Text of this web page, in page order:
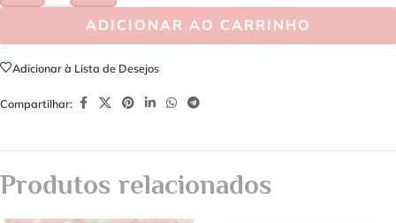
ADICIONAR AO CARRINHO
Adicionar à Lista de Desejos
Compartilhar:
Produtos relacionados